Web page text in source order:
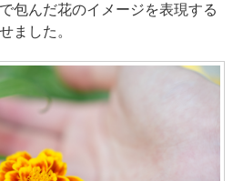
包んだ花のイメージを表現する
ました。